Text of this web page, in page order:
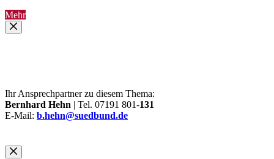
Mehr
Ihr Ansprechpartner zu diesem Thema:
Bernhard Hehn | Tel. 07191 801-131
E-Mail: b.hehn@suedbund.de